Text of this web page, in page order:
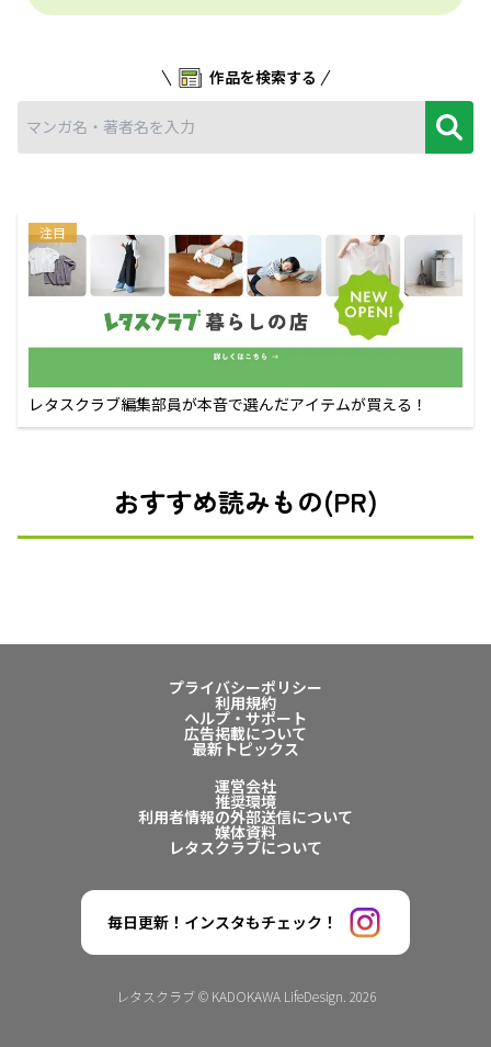
作品を検索する
注目
レタスクラブ編集部員が本音で選んだアイテムが買える！
おすすめ読みもの(PR)
プライバシーポリシー
利用規約
ヘルプ・サポート
広告掲載について
最新トピックス
運営会社
推奨環境
利用者情報の外部送信について
媒体資料
レタスクラブについて
毎日更新！インスタもチェック！
レタスクラブ © KADOKAWA LifeDesign. 2026